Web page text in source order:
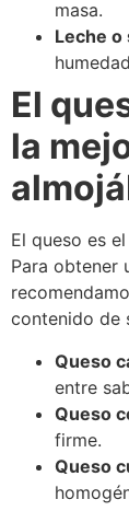
masa.
Leche o
El
la
El queso es
Para obtener
contenido de
Queso
entre
Queso
firme.
Queso